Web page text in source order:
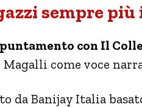
sempre
con Il
come voce
da Banijay Italia